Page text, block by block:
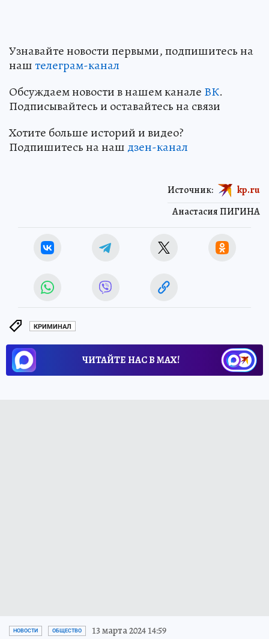
Узнавайте новости первыми, подпишитесь на
наштелеграм-канал
Обсуждаем новости в нашем канале ВК.
Подписывайтесь и оставайтесь на связи
Хотите больше историй и видео?
Подпишитесь на наш дзен-канал
Анастасия ПИГИНА
Источник: kp.ru
КРИМИНАЛ
ЧИТАЙТЕ НАС В МАХ!
НОВОСТИ ОБЩЕСТВО 13 марта 2024 14:59